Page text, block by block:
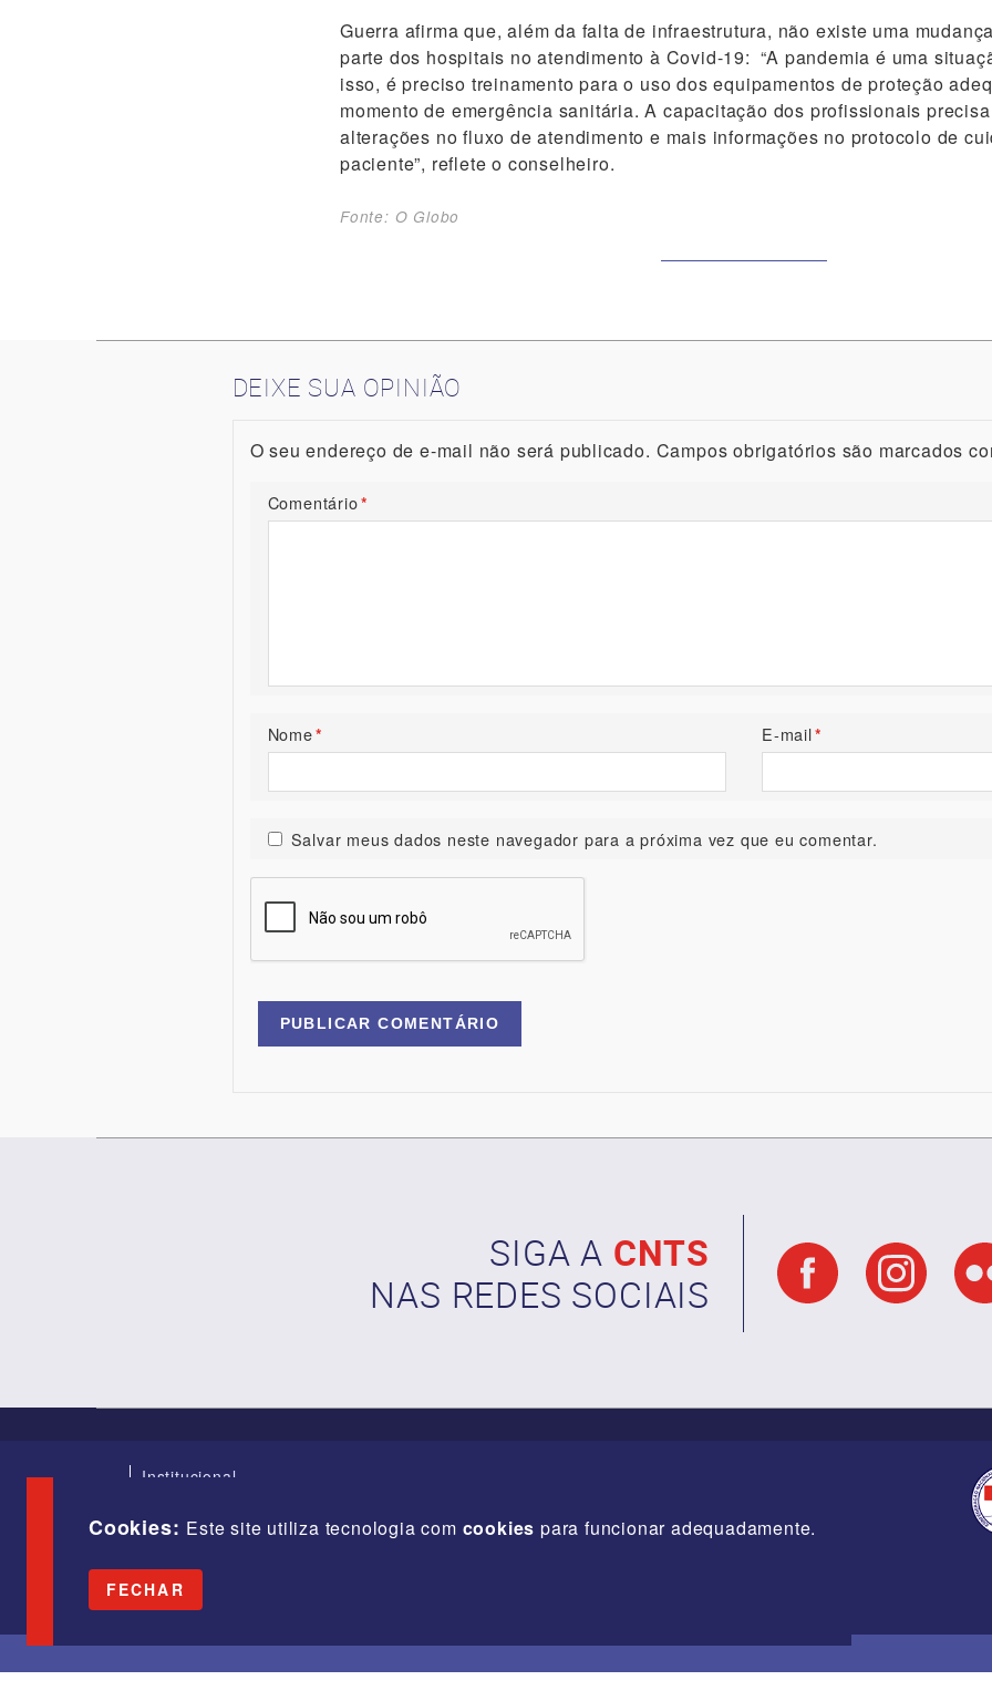
Cookies: Este site utiliza tecnologia com cookies para funcionar adequadamente.
FECHAR
Guerra afirma que, além da falta de infraestrutura, não existe uma
parte dos hospitais no atendimento à Covid-19: “A pandemia é uma
isso, é preciso treinamento para o uso dos equipamentos de proteção
momento de emergência sanitária. A capacitação dos profissionais
alterações no fluxo de atendimento e mais informações no protocolo de
paciente”, reflete o conselheiro.
Fonte: O Globo
DEIXE SUA OPINIÃO
O seu endereço de e-mail não será publicado. Campos obrigatórios são marcados
Comentário*
Nome* E-mail*
Salvar meus dados neste navegador para a próxima vez que eu comentar.
SIGA A CNTS
NAS REDES SOCIAIS
Institucional
Diretoria
Fale Conosco